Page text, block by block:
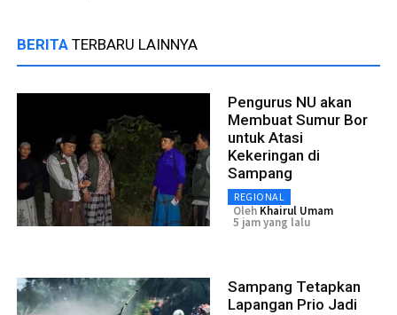
BERITA TERBARU LAINNYA
Pengurus NU akan
Membuat Sumur Bor
untuk Atasi
Kekeringan di
Sampang
REGIONAL
Oleh Khairul Umam
5 jam yang lalu
Sampang Tetapkan
Lapangan Prio Jadi